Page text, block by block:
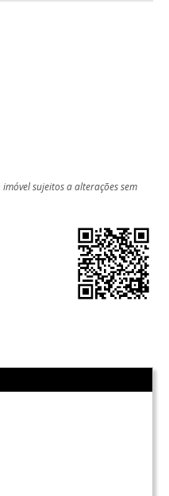
sujeitos a alterações sem